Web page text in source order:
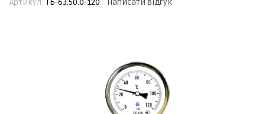
Артикул: ТБ-63.50.0-120 Написати відгук